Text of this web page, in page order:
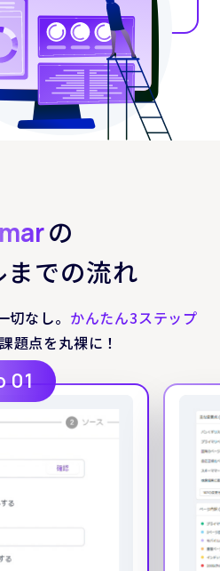
の
までの流れ
なし。 かんたん3ステップ
題点を丸裸に！
01